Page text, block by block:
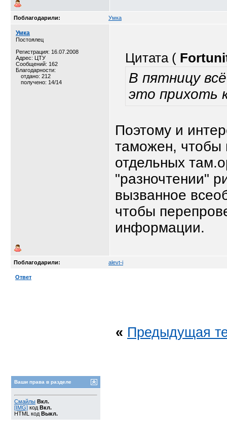
Поблагодарили: Умка
Умка
Постоялец
Регистрация: 16.07.2008
Адрес: ЦТУ
Сообщений: 162
Благодарности:
отдано: 212
получено: 14/14
Цитата (
В пятницу
это прихоть
Поэтому и
таможен, чтобы
отдельных
"разночтении"
вызванное
чтобы
информации.
Поблагодарили: alevt-i
Ответ
« Предыдущая
Ваши права в разделе
Смайлы Вкл.
[IMG] код Вкл.
HTML код Выкл.